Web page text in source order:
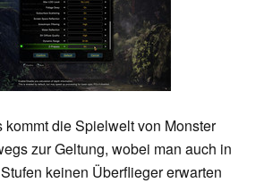
die Spielwelt von Monster
zur Geltung, wobei man auch in
keinen Überflieger erwarten